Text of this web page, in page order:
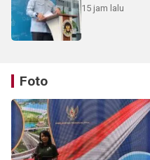
15 jam lalu
Foto